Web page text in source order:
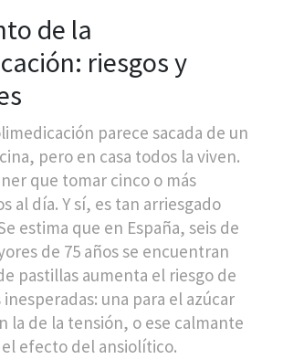
de la
riesgos y
parece sacada de un
pero en casa todos la viven.
que tomar cinco o más
al día. Y sí, es tan arriesgado
estima que en España, seis de
de 75 años se encuentran
pastillas aumenta el riesgo de
una para el azúcar
la de la tensión, o ese calmante
efecto del ansiolítico.